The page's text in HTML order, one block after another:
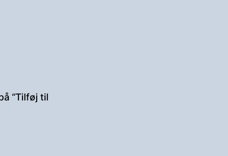
“Tilføj til